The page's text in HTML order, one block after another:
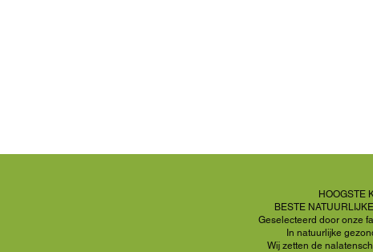
HOOGSTE
BESTE
Geselecteerd door onze
In natuurlijke
Wij zetten de